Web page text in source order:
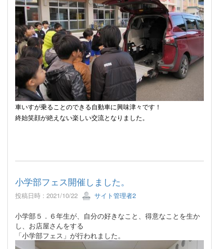
車いすが乗ることのできる自動車に興味津々です！
終始笑顔が絶えない楽しい交流となりました。
小学部フェス開催しました。
投稿日時 : 2021/10/22 サイト管理者2
小学部５．６年生が、自分の好きなこと、得意なことを生か
し、お店屋さんをする
「小学部フェス」が行われました。